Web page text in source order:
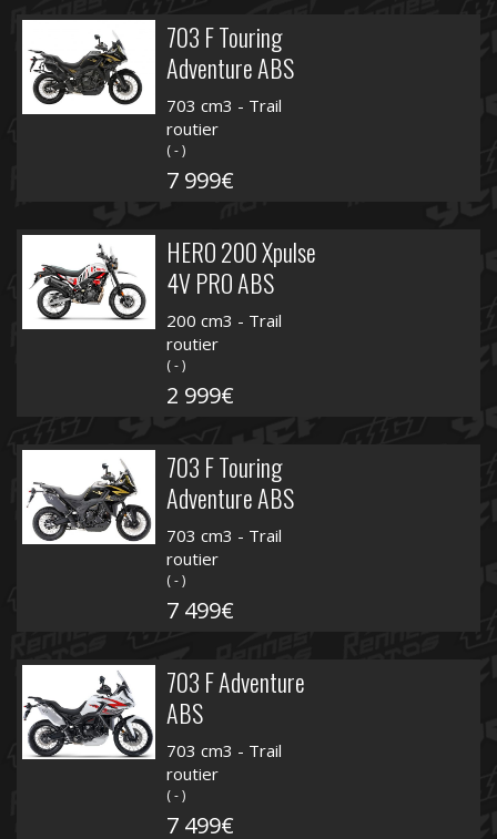
703 F Touring
Adventure ABS
703 cm3 - Trail
routier
( - )
7 999€
HERO 200 Xpulse
4V PRO ABS
200 cm3 - Trail
routier
( - )
2 999€
703 F Touring
Adventure ABS
703 cm3 - Trail
routier
( - )
7 499€
703 F Adventure
ABS
703 cm3 - Trail
routier
( - )
7 499€